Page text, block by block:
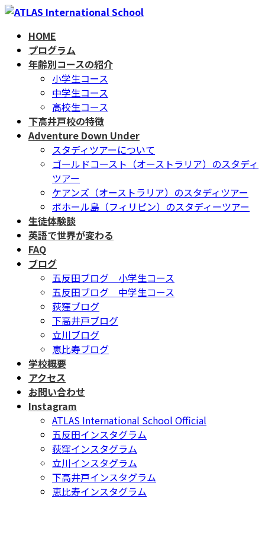
コ
ナ
HOME
プログラム
年齢別コースの紹介
小学生コース
中学生コース
高校生コース
下高井戸校の特徴
Adventure Down Under
スタディツアーについて
ゴールドコースト（オーストラリア）のスタディ
ツアー
ケアンズ（オーストラリア）のスタディツアー
ボホール島（フィリピン）のスタディーツアー
生徒体験談
英語で世界が変わる
FAQ
ブログ
五反田ブログ 小学生コース
五反田ブログ 中学生コース
荻窪ブログ
下高井戸ブログ
立川ブログ
恵比寿ブログ
学校概要
アクセス
お問い合わせ
Instagram
ATLAS International School Official
五反田インスタグラム
荻窪インスタグラム
立川インスタグラム
下高井戸インスタグラム
恵比寿インスタグラム